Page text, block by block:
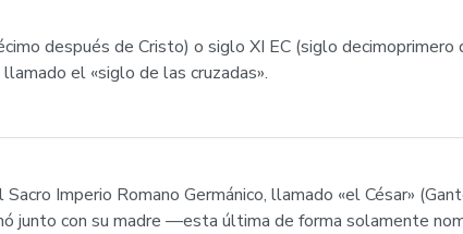
después de Cristo) o siglo XI EC (siglo
el «siglo de las cruzadas».
Imperio Romano Germánico, llamado «el César»
junto con su madre —esta última de forma solamente